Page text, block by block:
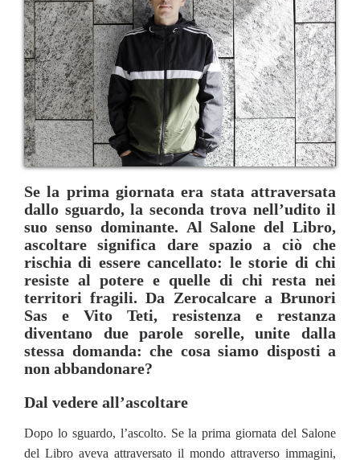
Se la prima giornata era stata attraversata
dallo sguardo, la seconda trova nell’udito il
suo senso dominante. Al Salone del Libro,
ascoltare significa dare spazio a ciò che
rischia di essere cancellato: le storie di chi
resiste al potere e quelle di chi resta nei
territori fragili. Da Zerocalcare a Brunori
Sas e Vito Teti, resistenza e restanza
diventano due parole sorelle, unite dalla
stessa domanda: che cosa siamo disposti a
non abbandonare?
Dal vedere all’ascoltare
Dopo lo sguardo, l’ascolto. Se la prima giornata del Salone
del Libro aveva attraversato il mondo attraverso immagini,